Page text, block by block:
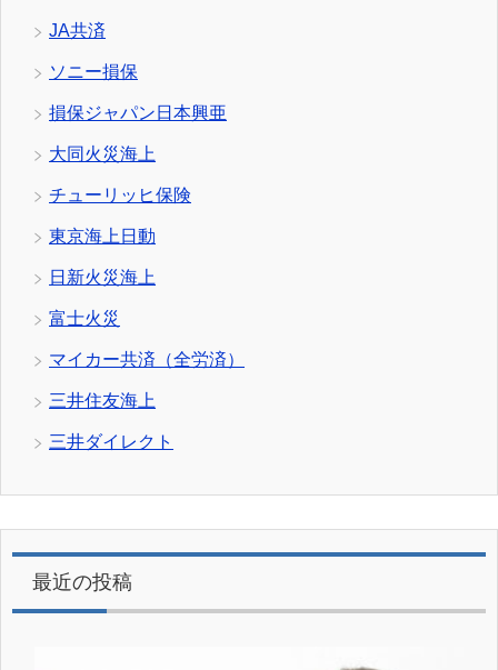
JA共済
ソニー損保
損保ジャパン日本興亜
大同火災海上
チューリッヒ保険
東京海上日動
日新火災海上
富士火災
マイカー共済（全労済）
三井住友海上
三井ダイレクト
最近の投稿